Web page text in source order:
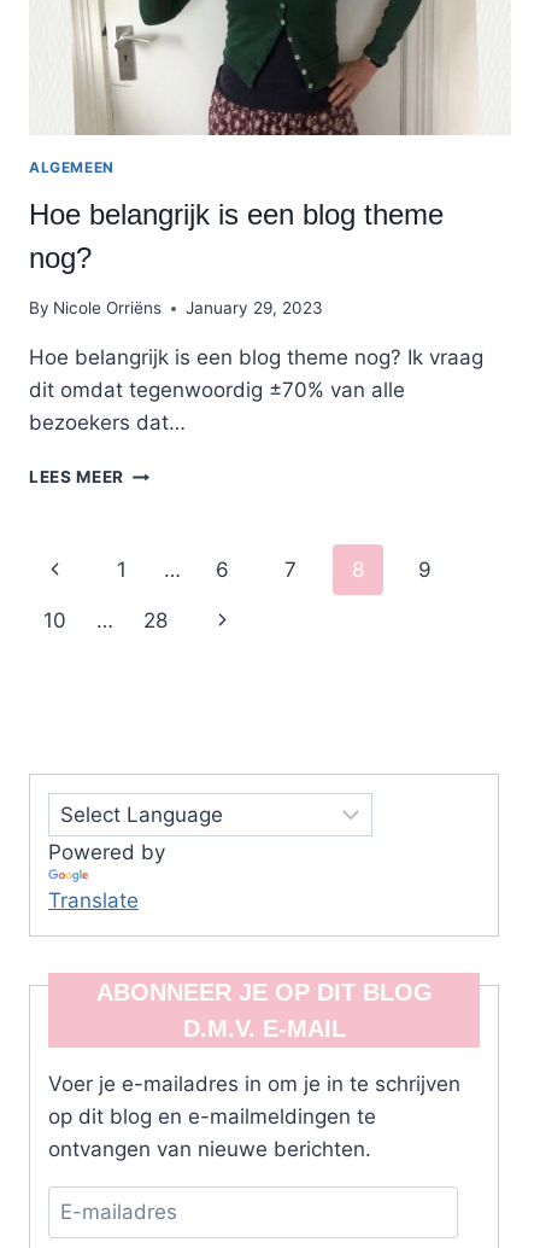
ALGEMEEN
Hoe belangrijk is een blog theme
nog?
By Nicole Orriëns January 29, 2023
Hoe belangrijk is een blog theme nog? Ik vraag
dit omdat tegenwoordig ±70% van alle
bezoekers dat…
LEES MEER HOE
BLOG
NOG?
Page
navigation
Previous
Page
1 … 6 7 8 9
10 … 28
Next
Powered by
Translate
ABONNEER JE OP DIT BLOG
D.M.V. E-MAIL
Voer je e-mailadres in om je in te schrijven
op dit blog en e-mailmeldingen te
ontvangen van nieuwe berichten.
E-
mailadres